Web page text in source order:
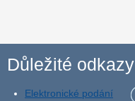
Důležité odkazy
Elektronické podání